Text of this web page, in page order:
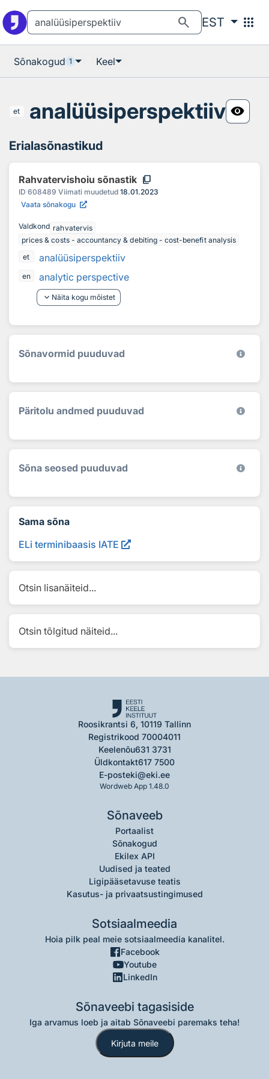
search EST apps
Sõnakogud 1 Keel
et analüüsiperspektiiv visibility
Erialasõnastikud
Rahvatervishoiu sõnastik content_copy
ID 608489 Viimati muudetud 18.01.2023
Vaata sõnakogu
Valdkond rahvatervis
prices & costs - accountancy & debiting - cost-benefit analysis
et
analüüsiperspektiiv
en
analytic perspective
keyboard_arrow_down Näita kogu mõistet
Sõnavormid puuduvad
Päritolu andmed puuduvad
Sõna seosed puuduvad
Sama sõna
ELi terminibaasis IATE
Otsin lisanäiteid...
Otsin tõlgitud näiteid...
Roosikrantsi 6, 10119 Tallinn
Registrikood 70004011
Keelenõu631 3731
Üldkontakt617 7500
E-posteki@eki.ee
Wordweb App 1.48.0
Sõnaveeb
Portaalist
Sõnakogud
Ekilex API
Uudised ja teated
Ligipääsetavuse teatis
Kasutus- ja privaatsustingimused
Sotsiaalmeedia
Hoia pilk peal meie sotsiaalmeedia kanalitel.
Facebook
Youtube
LinkedIn
Sõnaveebi tagasiside
Iga arvamus loeb ja aitab Sõnaveebi paremaks teha!
Kirjuta meile